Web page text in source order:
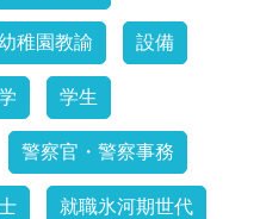
稚園教諭 設備
学生
警察官・警察事務
就職氷河期世代